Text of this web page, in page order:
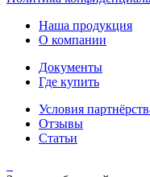
Наша продукция
О компании
Документы
Где купить
Условия
Отзывы
Статьи